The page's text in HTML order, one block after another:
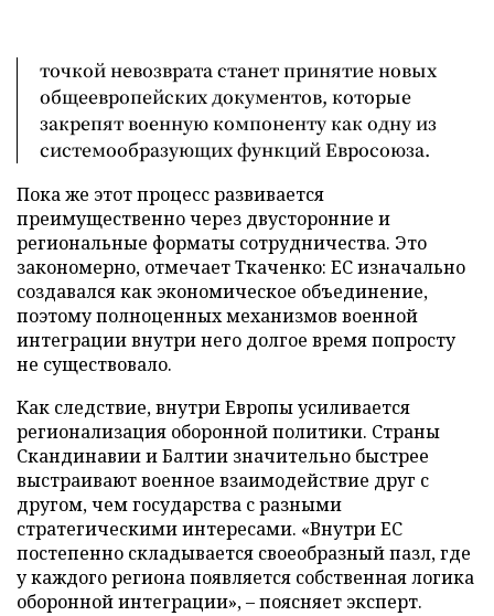
точкой невозврата станет принятие новых
общеевропейских документов, которые
закрепят военную компоненту как одну из
системообразующих функций Евросоюза.
Пока же этот процесс развивается
преимущественно через двусторонние и
региональные форматы сотрудничества. Это
закономерно, отмечает Ткаченко: ЕС изначально
создавался как экономическое объединение,
поэтому полноценных механизмов военной
интеграции внутри него долгое время попросту
не существовало.
Как следствие, внутри Европы усиливается
регионализация оборонной политики. Страны
Скандинавии и Балтии значительно быстрее
выстраивают военное взаимодействие друг с
другом, чем государства с разными
стратегическими интересами. «Внутри ЕС
постепенно складывается своеобразный пазл, где
у каждого региона появляется собственная логика
оборонной интеграции», – поясняет эксперт.